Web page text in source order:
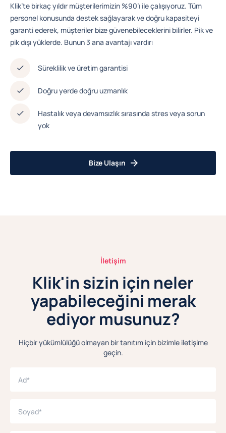
Klik’te birkaç yıldır müşterilerimizin %90’ı ile çalışıyoruz. Tüm
personel konusunda destek sağlayarak ve doğru kapasiteyi
garanti ederek, müşteriler bize güvenebileceklerini bilirler. Pik ve
pik dışı yüklerde. Bunun 3 ana avantajı vardır:
Süreklilik ve üretim garantisi
Doğru yerde doğru uzmanlık
Hastalık veya devamsızlık sırasında stres veya sorun
yok
Bize Ulaşın
İletişim
Klik'in sizin için neler
yapabileceğini merak
ediyor musunuz?
Hiçbir yükümlülüğü olmayan bir tanıtım için bizimle iletişime
geçin.
Ad*
Soyad*